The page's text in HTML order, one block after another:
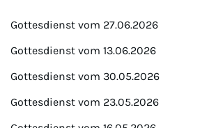
Gottesdienst vom 27.06.2026
Gottesdienst vom 13.06.2026
Gottesdienst vom 30.05.2026
Gottesdienst vom 23.05.2026